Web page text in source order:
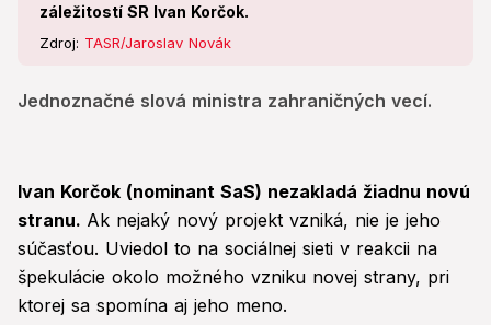
záležitostí SR Ivan Korčok.
Zdroj: TASR/Jaroslav Novák
Jednoznačné slová ministra zahraničných vecí.
Ivan Korčok (nominant SaS) nezakladá žiadnu novú
stranu. Ak nejaký nový projekt vzniká, nie je jeho
súčasťou. Uviedol to na sociálnej sieti v reakcii na
špekulácie okolo možného vzniku novej strany, pri
ktorej sa spomína aj jeho meno.